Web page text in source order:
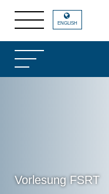
Vorlesung FSRT
ENGLISH